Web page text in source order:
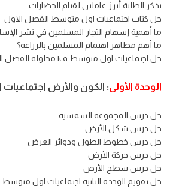
يذكر الطلبة أبرز عاملين لقيام الحضارات.
حل كتاب اجتماعيات اول متوسط الفصل الاول
ما أهمية إسهام التجار المسلمين في نشر
ما أهم مظاهر اهتمام المسلمين بالزراعة؟
حل اجتماعيات اول متوسط ف١ محلوله الفصل الاول كتبي
الوحدة الأولى: الكون والأرض
حل درس المجموعة الشمسية
حل درس شكل الأرض
حل درس خطوط الطول ودوائر العرض
حل درس حركة الأرض
حل درس سطح الأرض
حل تقويم الوحدة الثانية اجتماعيات اول متوسط